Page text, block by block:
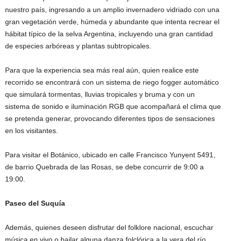
nuestro país, ingresando a un amplio invernadero vidriado con una
gran vegetación verde, húmeda y abundante que intenta recrear el
hábitat típico de la selva Argentina, incluyendo una gran cantidad
de especies arbóreas y plantas subtropicales.
Para que la experiencia sea más real aún, quien realice este
recorrido se encontrará con un sistema de riego fogger automático
que simulará tormentas, lluvias tropicales y bruma y con un
sistema de sonido e iluminación RGB que acompañará el clima que
se pretenda generar, provocando diferentes tipos de sensaciones
en los visitantes.
Para visitar el Botánico, ubicado en calle Francisco Yunyent 5491,
de barrio Quebrada de las Rosas, se debe concurrir de 9:00 a
19:00.
Paseo del Suquía
Además, quienes deseen disfrutar del folklore nacional, escuchar